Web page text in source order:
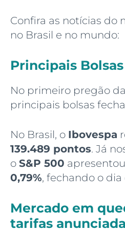
Confira as notícias do
no Brasil e no mundo:
Principais Bolsas
No primeiro pregão
principais bolsas
No Brasil, o Ibovespa
139.489 pontos. Já
o S&P 500
0,79%, fechando o dia
Mercado em
tarifas